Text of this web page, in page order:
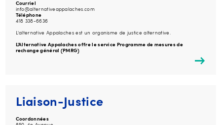
Courriel
info@alternativeappalaches.com
Téléphone
418 338-6636
L'alternative Appalaches est un organisme de justice alternative.
L'Alternative Appalaches offre le service Programme de mesures de
rechange général (PMRG)
Liaison-Justice
Coordonnées